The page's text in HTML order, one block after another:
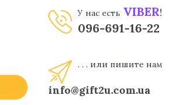
У нас есть VIBER!
096-691-16-22
. . . или пишите нам
info@gift2u.com.ua